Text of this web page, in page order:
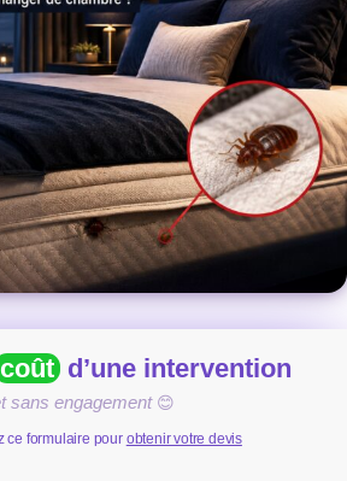
coût d’une intervention
sans engagement 😊
ce formulaire pour obtenir votre devis